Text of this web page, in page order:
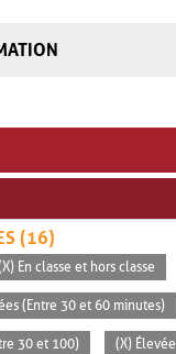
(16)
En classe et hors classe
(Entre 30 et 60 minutes)
30 et 100) (X) Élevée